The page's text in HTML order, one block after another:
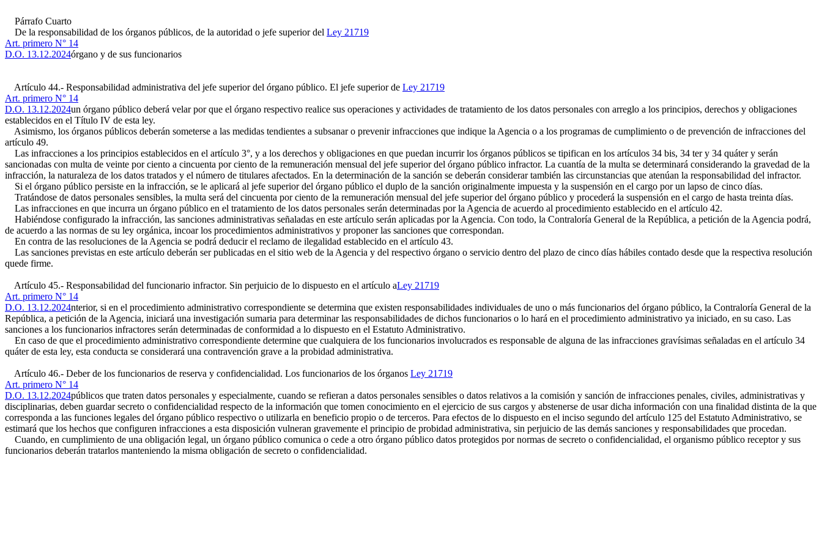
Párrafo Cuarto
De la responsabilidad de los órganos públicos, de la autoridad o jefe superior del Ley 21719
Art. primero N° 14
D.O. 13.12.2024órgano y de sus funcionarios
Artículo 44.- Responsabilidad administrativa del jefe superior del órgano público. El jefe superior de Ley 21719
Art. primero N° 14
D.O. 13.12.2024un órgano público deberá velar por que el órgano respectivo realice sus operaciones y actividades de tratamiento de los datos personales con arreglo a los principios, derechos y obligaciones
establecidos en el Título IV de esta ley.
Asimismo, los órganos públicos deberán someterse a las medidas tendientes a subsanar o prevenir infracciones que indique la Agencia o a los programas de cumplimiento o de prevención de infracciones del
artículo 49.
Las infracciones a los principios establecidos en el artículo 3°, y a los derechos y obligaciones en que puedan incurrir los órganos públicos se tipifican en los artículos 34 bis, 34 ter y 34 quáter y serán
sancionadas con multa de veinte por ciento a cincuenta por ciento de la remuneración mensual del jefe superior del órgano público infractor. La cuantía de la multa se determinará considerando la gravedad de la
infracción, la naturaleza de los datos tratados y el número de titulares afectados. En la determinación de la sanción se deberán considerar también las circunstancias que atenúan la responsabilidad del infractor.
Si el órgano público persiste en la infracción, se le aplicará al jefe superior del órgano público el duplo de la sanción originalmente impuesta y la suspensión en el cargo por un lapso de cinco días.
Tratándose de datos personales sensibles, la multa será del cincuenta por ciento de la remuneración mensual del jefe superior del órgano público y procederá la suspensión en el cargo de hasta treinta días.
Las infracciones en que incurra un órgano público en el tratamiento de los datos personales serán determinadas por la Agencia de acuerdo al procedimiento establecido en el artículo 42.
Habiéndose configurado la infracción, las sanciones administrativas señaladas en este artículo serán aplicadas por la Agencia. Con todo, la Contraloría General de la República, a petición de la Agencia podrá,
de acuerdo a las normas de su ley orgánica, incoar los procedimientos administrativos y proponer las sanciones que correspondan.
En contra de las resoluciones de la Agencia se podrá deducir el reclamo de ilegalidad establecido en el artículo 43.
Las sanciones previstas en este artículo deberán ser publicadas en el sitio web de la Agencia y del respectivo órgano o servicio dentro del plazo de cinco días hábiles contado desde que la respectiva resolución
quede firme.
Artículo 45.- Responsabilidad del funcionario infractor. Sin perjuicio de lo dispuesto en el artículo aLey 21719
Art. primero N° 14
D.O. 13.12.2024nterior, si en el procedimiento administrativo correspondiente se determina que existen responsabilidades individuales de uno o más funcionarios del órgano público, la Contraloría General de la
República, a petición de la Agencia, iniciará una investigación sumaria para determinar las responsabilidades de dichos funcionarios o lo hará en el procedimiento administrativo ya iniciado, en su caso. Las
sanciones a los funcionarios infractores serán determinadas de conformidad a lo dispuesto en el Estatuto Administrativo.
En caso de que el procedimiento administrativo correspondiente determine que cualquiera de los funcionarios involucrados es responsable de alguna de las infracciones gravísimas señaladas en el artículo 34
quáter de esta ley, esta conducta se considerará una contravención grave a la probidad administrativa.
Artículo 46.- Deber de los funcionarios de reserva y confidencialidad. Los funcionarios de los órganos Ley 21719
Art. primero N° 14
D.O. 13.12.2024públicos que traten datos personales y especialmente, cuando se refieran a datos personales sensibles o datos relativos a la comisión y sanción de infracciones penales, civiles, administrativas y
disciplinarias, deben guardar secreto o confidencialidad respecto de la información que tomen conocimiento en el ejercicio de sus cargos y abstenerse de usar dicha información con una finalidad distinta de la que
corresponda a las funciones legales del órgano público respectivo o utilizarla en beneficio propio o de terceros. Para efectos de lo dispuesto en el inciso segundo del artículo 125 del Estatuto Administrativo, se
estimará que los hechos que configuren infracciones a esta disposición vulneran gravemente el principio de probidad administrativa, sin perjuicio de las demás sanciones y responsabilidades que procedan.
Cuando, en cumplimiento de una obligación legal, un órgano público comunica o cede a otro órgano público datos protegidos por normas de secreto o confidencialidad, el organismo público receptor y sus
funcionarios deberán tratarlos manteniendo la misma obligación de secreto o confidencialidad.